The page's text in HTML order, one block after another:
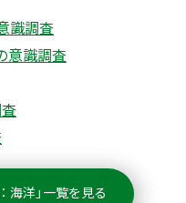
識調査
意識調査
海洋」一覧を見る